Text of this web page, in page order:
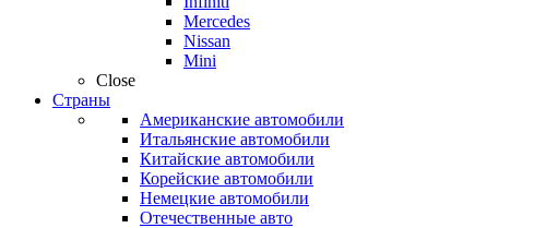
Mercedes
Nissan
Mini
Close
Страны
Американские автомобили
Итальянские автомобили
Китайские автомобили
Корейские автомобили
Немецкие автомобили
Отечественные авто